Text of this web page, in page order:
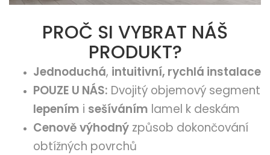
PROČ SI VYBRAT NÁŠ
PRODUKT?
Jednoduchá, intuitivní, rychlá instalace
POUZE U NÁS: Dvojitý objemový segment
lepením i sešíváním lamel k deskám
Cenově výhodný způsob dokončování
obtížných povrchů